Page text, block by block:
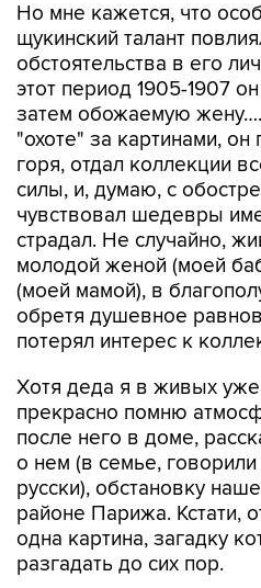
Но мне кажется, что
щукинский талант
обстоятельства в его
этот период 1905-1907
затем обожаемую жену….
"охоте" за картинами, он
горя, отдал коллекции
силы, и, думаю, с
чувствовал шедевры
страдал. Не случайно,
молодой женой (моей
(моей мамой), в
обретя душевное
потерял интерес к
Хотя деда я в живых уже
прекрасно помню
после него в доме,
о нем (в семье,
русски), обстановку
районе Парижа. Кстати,
одна картина, загадку
разгадать до сих пор.